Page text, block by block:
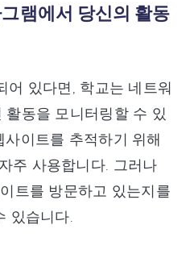
램에서 당신의 활동
어 있다면, 학교는 네트워
동을 모니터링할 수 있
이트를 추적하기 위해
주 사용합니다. 그러나
트를 방문하고 있는지를
있습니다.